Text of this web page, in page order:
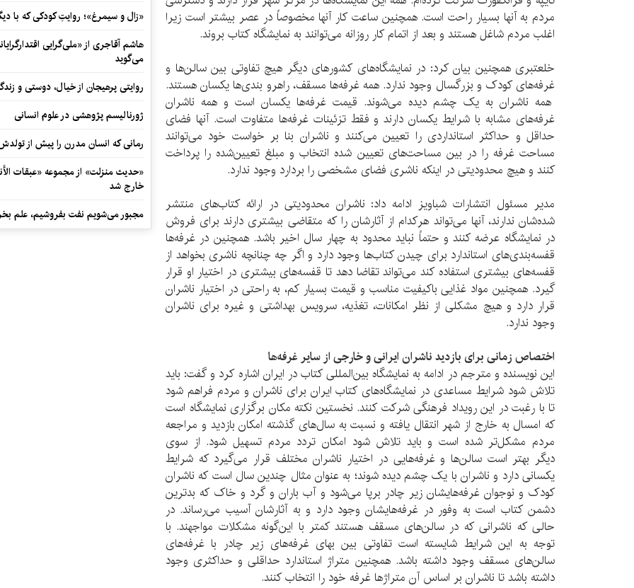
مردم به آنها بسیار راحت است. همچنین ساعت کار آنها مخصوصاً در عصر بیشتر است زیرا
اغلب مردم شاغل هستند و بعد از اتمام کار روزانه می‌توانند به نمایشگاه کتاب بروند.
خلعتبری همچنین بیان کرد: در نمایشگاه‌های کشورهای دیگر هیچ تفاوتی بین سالن‌ها و
غرفه‌های کودک و بزرگسال وجود ندارد. همه غرفه‌ها مسقف، راهرو بندی‌ها یکسان هستند.
همه ناشران به یک چشم دیده می‌شوند. قیمت غرفه‌ها یکسان است و همه ناشران
غرفه‌های مشابه با شرایط یکسان دارند و فقط تزئینات غرفه‌ها متفاوت است. آنها فضای
حداقل و حداکثر استانداردی را تعیین می‌کنند و ناشران بنا بر خواست خود می‌توانند
مساحت غرفه را در بین مساحت‌های تعیین شده انتخاب و مبلغ تعیین‌شده را پرداخت
کنند و هیچ محدودیتی در اینکه ناشری فضای مشخصی را بردارد وجود ندارد.
مدیر مسئول انتشارات شباویز ادامه داد: ناشران محدودیتی در ارائه کتاب‌های منتشر
شده‌شان ندارند، آنها می‌تواند هرکدام از آثارشان را که متقاضی بیشتری دارند برای فروش
در نمایشگاه عرضه کنند و حتماً نباید محدود به چهار سال اخیر باشد. همچنین در غرفه‌ها
قفسه‌بندی‌های استاندارد برای چیدن کتاب‌ها وجود دارد و اگر چه چنانچه ناشری بخواهد از
قفسه‌های بیشتری استفاده کند می‌تواند تقاضا دهد تا قفسه‌های بیشتری در اختیار او قرار
گیرد. همچنین مواد غذایی باکیفیت مناسب و قیمت بسیار کم، به راحتی در اختیار ناشران
قرار دارد و هیچ مشکلی از نظر امکانات، تغذیه، سرویس بهداشتی و غیره برای ناشران
وجود ندارد.
اختصاص زمانی برای بازدید ناشران ایرانی و خارجی از سایر غرفه‌ها
این نویسنده و مترجم در ادامه به نمایشگاه بین‌المللی کتاب در ایران اشاره کرد و گفت: باید
تلاش شود شرایط مساعدی در نمایشگاه‌های کتاب ایران برای ناشران و مردم فراهم شود
تا با رغبت در این رویداد فرهنگی شرکت کنند. نخستین نکته مکان برگزاری نمایشگاه است
که امسال به خارج از شهر انتقال یافته و نسبت به سال‌های گذشته امکان بازدید و مراجعه
مردم مشکل‌تر شده است و باید تلاش شود امکان تردد مردم تسهیل شود. از سوی
دیگر بهتر است سالن‌ها و غرفه‌هایی در اختیار ناشران مختلف قرار می‌گیرد که شرایط
یکسانی دارد و ناشران با یک چشم دیده شوند؛ به عنوان مثال چندین سال است که ناشران
کودک و نوجوان غرفه‌هایشان زیر چادر برپا می‌شود و آب باران و گرد و خاک که بدترین
دشمن کتاب است به وفور در غرفه‌هایشان وجود دارد و به آثارشان آسیب می‌رساند. در
حالی که ناشرانی که در سالن‌های مسقف هستند کمتر با این‌گونه مشکلات مواجهند. با
توجه به این شرایط شایسته است تفاوتی بین بهای غرفه‌های زیر چادر با غرفه‌های
سالن‌های مسقف وجود داشته باشد. همچنین متراژ استاندارد حداقلی و حداکثری وجود
داشته باشد تا ناشران بر اساس آن متراژها غرفه خود را انتخاب کنند.
«زال و سیمرغ»؛ روایتِ کودکی که با
هاشم آقاجری از «ملی‌گرایی
می‌گوید
روایتی پرهیجان از خیال، دوستی و
ژورنالیسم پژوهشی در علوم انسانی
رمانی که انسان مدرن را پیش از
«حدیث منزلت» از مجموعه «عبقات
خارج شد
مجبور می‌شویم نفت بفروشیم، علم